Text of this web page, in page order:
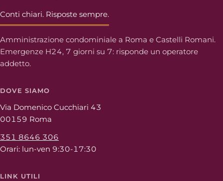
Conti chiari. Risposte sempre.
Amministrazione condominiale a Roma e Castelli Romani.
Emergenze H24, 7 giorni su 7: risponde un operatore
addetto.
DOVE SIAMO
Via Domenico Cucchiari 43
00159 Roma
351 8646 306
Orari: lun-ven 9:30-17:30
LINK UTILI